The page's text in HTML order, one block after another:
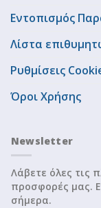
Εντοπισμός
Λίστα
Ρυθμίσεις
Όροι Χρήσης
Newsletter
Λάβετε όλες τις
προσφορές μας.
σήμερα.